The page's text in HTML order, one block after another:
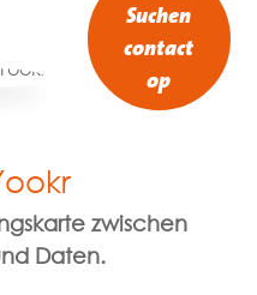
Suchen
contact
op
zwischen
Daten.